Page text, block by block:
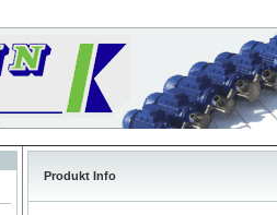
Produkt Info